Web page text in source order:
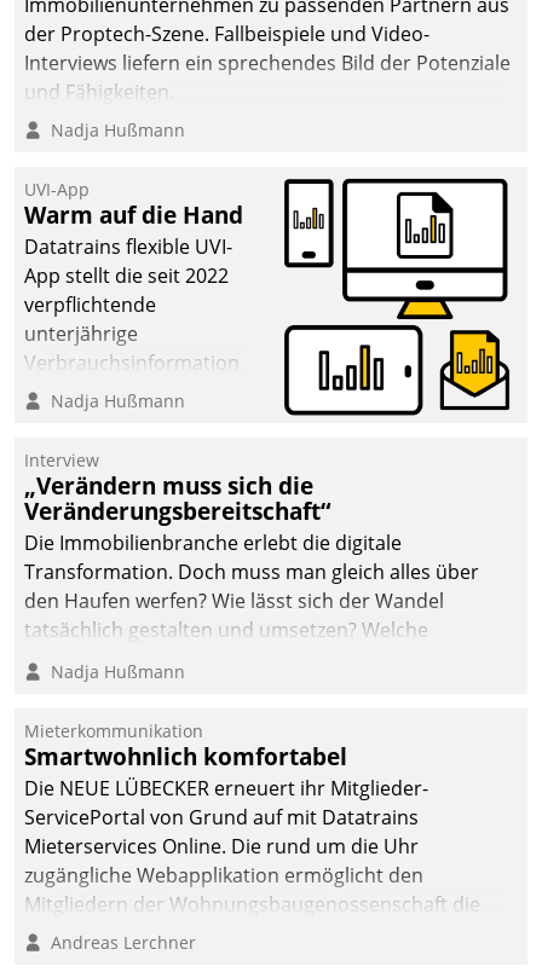
der Proptech-Szene. Fallbeispiele und Video-
Interviews liefern ein sprechendes Bild der Potenziale
und Fähigkeiten.
Nadja Hußmann
UVI-App
Warm auf die Hand
Datatrains flexible UVI-
App stellt die seit 2022
verpflichtende
unterjährige
Verbrauchsinformation
schnell, zuverlässig und
Die monatlichen
Mitteilungen zum
Heizungs- und
Wasserverbrauch gehen
automatisiert, vollständig
und auf Wunsch über
mehrere zuvor
Kommunikationswege bei
Nadja Hußmann
Interview
„Verändern muss sich die
Veränderungsbereitschaft“
Die Immobilienbranche erlebt die digitale
Transformation. Doch muss man gleich alles über
den Haufen werfen? Wie lässt sich der Wandel
tatsächlich gestalten und umsetzen? Welche
Argumente zählen wirklich?
Nadja Hußmann
Mieterkommunikation
Smartwohnlich komfortabel
Die NEUE LÜBECKER erneuert ihr Mitglieder-
ServicePortal von Grund auf mit Datatrains
Mieterservices Online. Die rund um die Uhr
zugängliche Webapplikation ermöglicht den
Mitgliedern der Wohnungs­bau­genossenschaft die
Kontaktaufnahme per Smartphone, Tablet oder PC.
Andreas Lerchner